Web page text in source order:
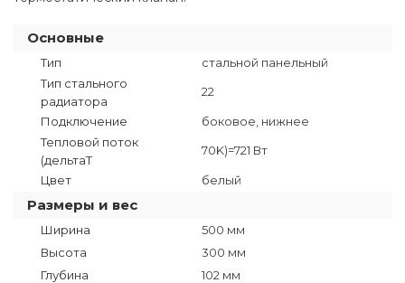
Основные
Тип
стальной панельный
Тип стального
радиатора
22
Подключение
боковое, нижнее
Тепловой поток
(дельтаT
70K)=721 Вт
Цвет белый
Размеры и вес
Ширина
500 мм
Высота
300 мм
Глубина
102 мм